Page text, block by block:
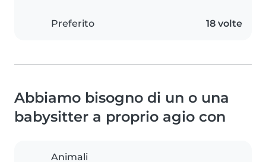
Preferito 18 volte
Abbiamo bisogno di un o una
babysitter a proprio agio con
Animali